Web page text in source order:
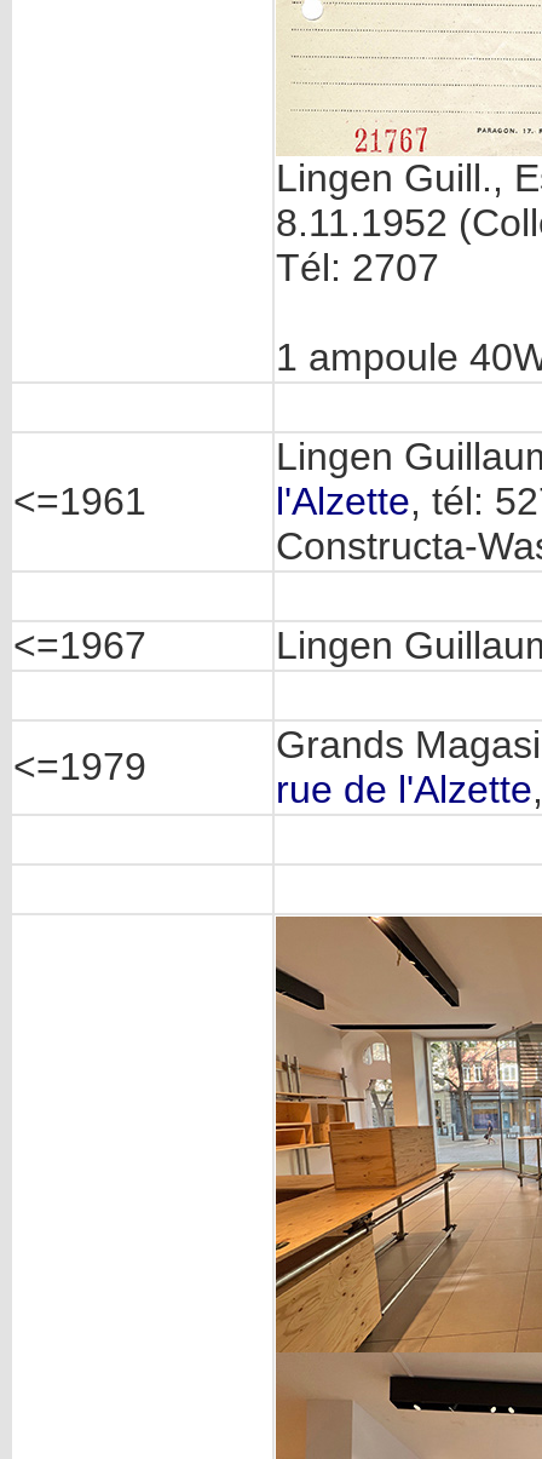
Lingen Guill.,
8.11.1952
Tél: 2707
1 ampoule
<=1961
Lingen
l'Alzette, tél:
Constructa-
<=1967 Lingen
<=1979
Grands
rue de l'Alzette